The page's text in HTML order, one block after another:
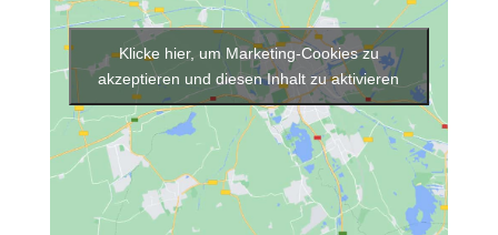
Klicke hier, um Marketing-Cookies zu
akzeptieren und diesen Inhalt zu aktivieren